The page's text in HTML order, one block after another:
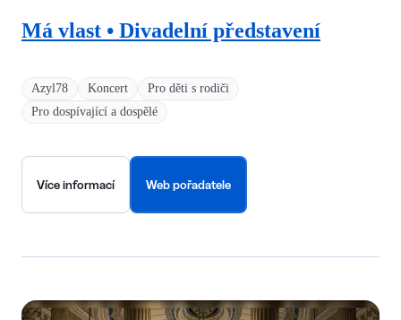
Azyl78 Koncert
Pro děti s rodiči
Pro dospívající a dospělé
Má vlast • Divadelní představení
Více informací Web pořadatele